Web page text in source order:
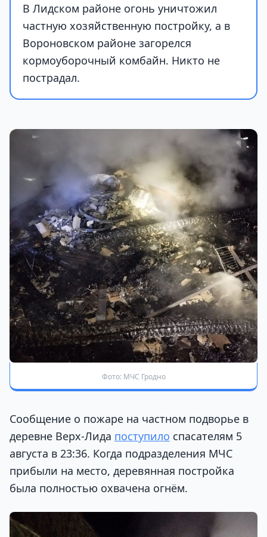
В Лидском районе огонь уничтожил
частную хозяйственную постройку, а в
Вороновском районе загорелся
кормоуборочный комбайн. Никто не
пострадал.
Фото: МЧС Гродно
Сообщение о пожаре на частном подворье в
деревне Верх-Лида поступило спасателям 5
августа в 23:36. Когда подразделения МЧС
прибыли на место, деревянная постройка
была полностью охвачена огнём.